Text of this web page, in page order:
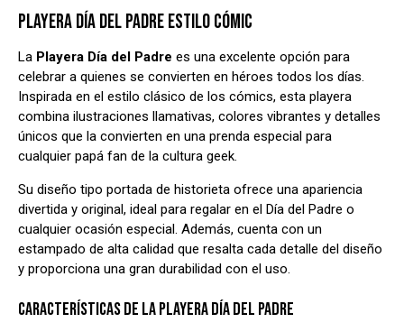
PLAYERA DÍA DEL PADRE ESTILO CÓMIC
La Playera Día del Padre es una excelente opción para
celebrar a quienes se convierten en héroes todos los días.
Inspirada en el estilo clásico de los cómics, esta playera
combina ilustraciones llamativas, colores vibrantes y detalles
únicos que la convierten en una prenda especial para
cualquier papá fan de la cultura geek.
Su diseño tipo portada de historieta ofrece una apariencia
divertida y original, ideal para regalar en el Día del Padre o
cualquier ocasión especial. Además, cuenta con un
estampado de alta calidad que resalta cada detalle del diseño
y proporciona una gran durabilidad con el uso.
CARACTERÍSTICAS DE LA PLAYERA DÍA DEL PADRE